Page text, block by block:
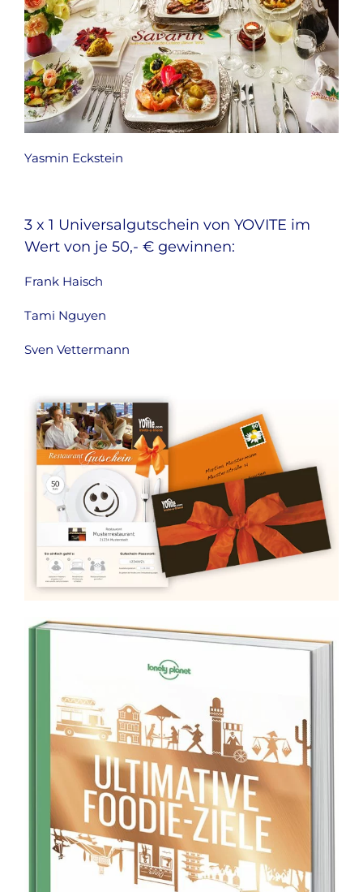
Yasmin Eckstein
3 x 1 Universalgutschein von YOVITE im
Wert von je 50,- € gewinnen:
Frank Haisch
Tami Nguyen
Sven Vettermann